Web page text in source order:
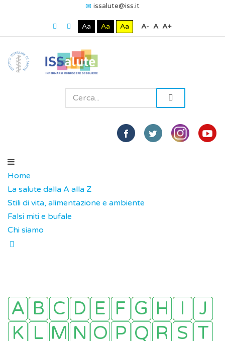
issalute@iss.it
Aa Aa Aa A- A A+
Home
La salute dalla A alla Z
Stili di vita, alimentazione e ambiente
Falsi miti e bufale
Chi siamo